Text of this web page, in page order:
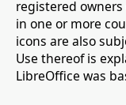
registered
in one or more
icons are also
Use thereof is
LibreOffice was